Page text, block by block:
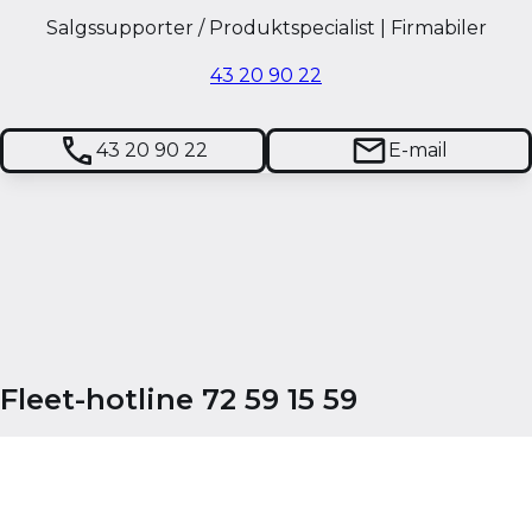
Salgssupporter / Produktspecialist | Firmabiler
43 20 90 22
43 20 90 22 E-mail
Fleet-hotline 72 59 15 59